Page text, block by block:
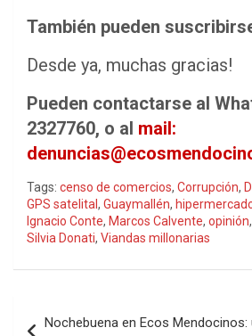
También pueden
Desde ya, muchas gracias!
Pueden contactarse al
2327760, o al mail:
Tags: censo de comercios, Corrupción,
GPS satelital, Guaymallén,
Ignacio Conte, Marcos Calvente, opinión,
Silvia Donati, Viandas millonarias
Nochebuena en Ecos